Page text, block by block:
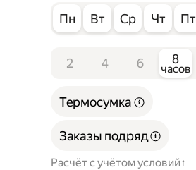
Пн Вт Ср Чт Пт
2 4 6 8
часов
Расчёт с учётом условий
Термосумка
Заказы подряд